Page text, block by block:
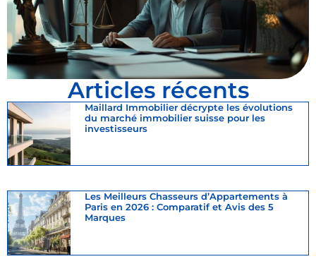
Articles récents
Maillard Immobilier décrypte les évolutions
du marché immobilier suisse pour les
investisseurs
Les Meilleurs Chasseurs d’Appartements à
Paris en 2026 : Comparatif et Avis des 5
Marques